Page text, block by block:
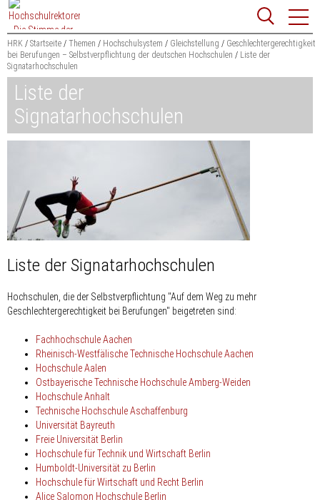
Zum
Content
springen
Suchbegriff
HRK Startseite Themen Hochschulsystem Gleichstellung
Geschlechtergerechtigkeit
bei Berufungen – Selbstverpflichtung der deutschen Hochschulen
Liste der
Signatarhochschulen
Liste der
Signatarhochschulen
Liste der Signatarhochschulen
Hochschulen, die der Selbstverpflichtung "Auf dem Weg zu mehr
Geschlechtergerechtigkeit bei Berufungen" beigetreten sind:
Fachhochschule Aachen
Rheinisch-Westfälische Technische Hochschule Aachen
Hochschule Aalen
Ostbayerische Technische Hochschule Amberg-Weiden
Hochschule Anhalt
Technische Hochschule Aschaffenburg
Universität Bayreuth
Freie Universität Berlin
Hochschule für Technik und Wirtschaft Berlin
Humboldt-Universität zu Berlin
Hochschule für Wirtschaft und Recht Berlin
Alice Salomon Hochschule Berlin